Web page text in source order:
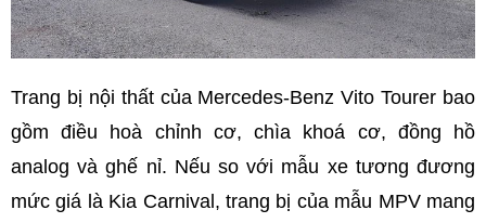
Trang bị nội thất của Mercedes-Benz Vito Tourer bao
gồm điều hoà chỉnh cơ, chìa khoá cơ, đồng hồ
analog và ghế nỉ. Nếu so với mẫu xe tương đương
mức giá là Kia Carnival, trang bị của mẫu MPV mang